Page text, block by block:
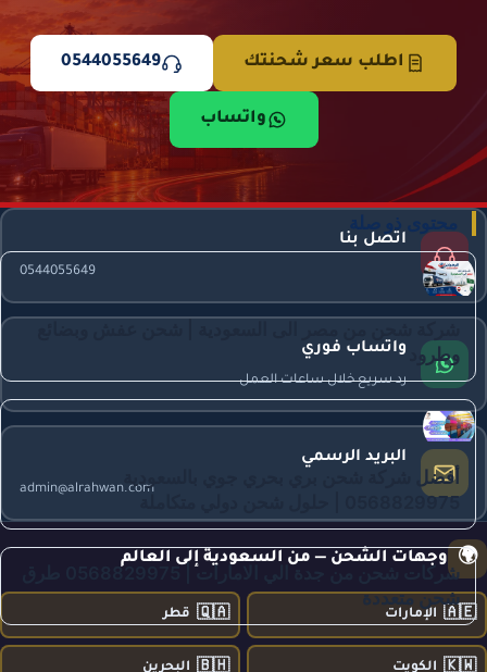
محتوى ذو صلة
وطرود
أفضل شركة شحن بري بحري جوي بالسعودية
0568829975 | حلول شحن دولي متكاملة
شحن متعددة
اطلب سعر شحنتك 0544055649
واتساب
اتصل بنا
0544055649
واتساب فوري
رد سريع خلال ساعات العمل
البريد الرسمي
admin@alrahwan.com
🌍 وجهات الشحن — من السعودية إلى العالم
🇦🇪 الإمارات 🇶🇦 قطر
🇰🇼 الكويت 🇧🇭 البحرين